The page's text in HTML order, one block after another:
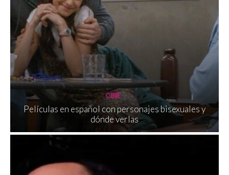
CINE
Películas en español con personajes bisexuales y
dónde verlas